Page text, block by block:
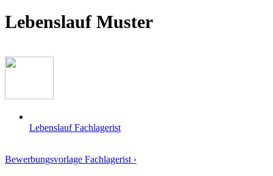
Lebenslauf Muster
Lebenslauf Fachlagerist
Bewerbungsvorlage Fachlagerist ›